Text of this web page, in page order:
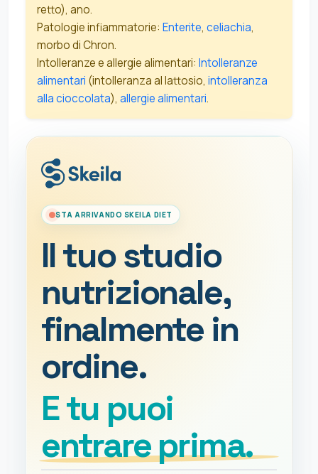
retto), ano.
Patologie infiammatorie: Enterite, celiachia,
morbo di Chron.
Intolleranze e allergie alimentari: Intolleranze
alimentari (intolleranza al lattosio, intolleranza
alla cioccolata), allergie alimentari.
STA ARRIVANDO SKEILA DIET
Il tuo studio
nutrizionale,
finalmente in
ordine.
E tu puoi
entrare prima.